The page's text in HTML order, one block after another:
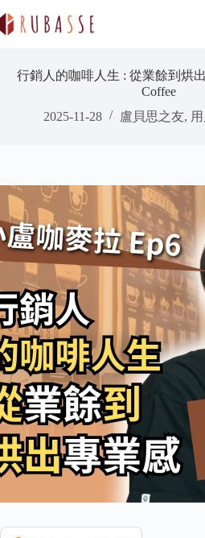
to
content
行銷人的咖啡人生 : 從業餘到烘
Coffee
2025-11-28
盧貝思之友,